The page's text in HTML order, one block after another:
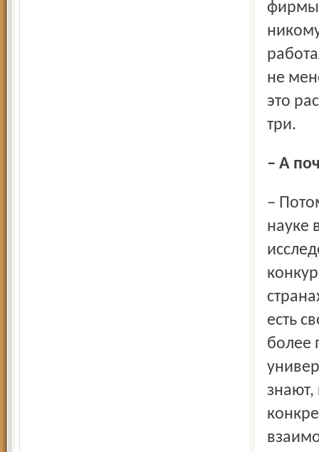
фирмы
не
это
три.
– А
– Потому что никто сегодня, к сожалению, не говорит о
науке
есть
более
знают,